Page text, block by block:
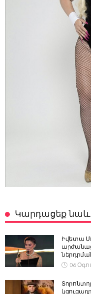
Կարդացեք նաև
Իվետա
06